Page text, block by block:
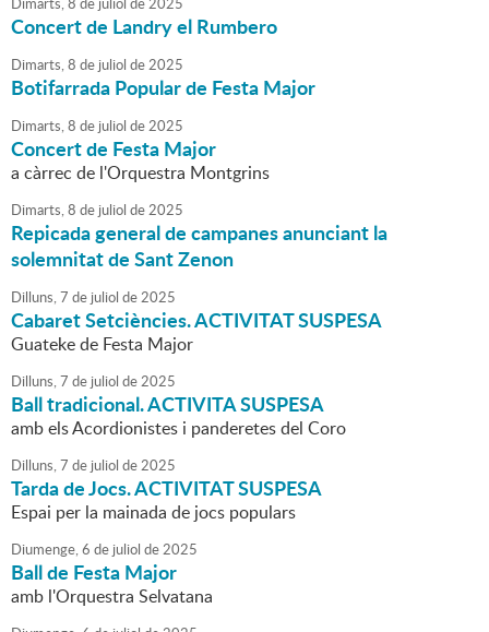
Concert de Landry el Rumbero
Dimarts,8 de juliol de2025
Botifarrada Popular de Festa Major
Dimarts,8 de juliol de2025
Concert de Festa Major
a càrrec de l'Orquestra Montgrins
Dimarts,8 de juliol de2025
Repicada general de campanes anunciant la
solemnitat de Sant Zenon
Dilluns,7 de juliol de2025
Cabaret Setciències. ACTIVITAT SUSPESA
Guateke de Festa Major
Dilluns,7 de juliol de2025
Ball tradicional. ACTIVITA SUSPESA
amb els Acordionistes i panderetes del Coro
Dilluns,7 de juliol de2025
Tarda de Jocs. ACTIVITAT SUSPESA
Espai per la mainada de jocs populars
Diumenge,6 de juliol de2025
Ball de Festa Major
amb l'Orquestra Selvatana